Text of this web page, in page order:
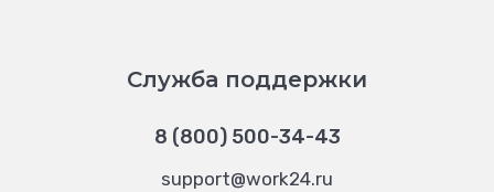
Служба поддержки
8 (800) 500-34-43
support@work24.ru